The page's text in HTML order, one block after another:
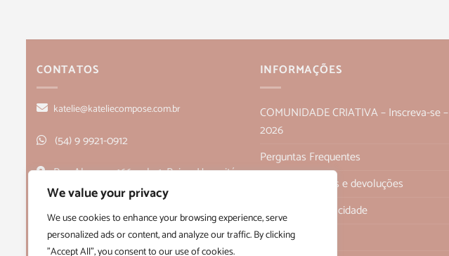
We value your privacy
We use cookies to enhance your browsing experience, serve
personalized ads or content, and analyze our traffic. By clicking
"Accept All", you consent to our use of cookies.
CONTATOS
katelie@kateliecompose.com.br
(54) 9 9921-0912
Rua Alagoas, 166, sala 1, Bairro Humaitá
- Bento Gonçalves, RS CEP 95705-026
INFORMAÇÕES
COMUNIDADE CRIATIVA – Inscreva-se –
2026
Perguntas Frequentes
Política de trocas e devoluções
Políticas de Privacidade
Quem Somos